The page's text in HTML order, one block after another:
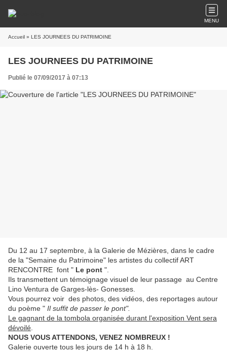
MENU
Accueil » LES JOURNEES DU PATRIMOINE
LES JOURNEES DU PATRIMOINE
Publié le 07/09/2017 à 07:13
Du 12 au 17 septembre, à la Galerie de Mézières, dans le cadre
de la "Semaine du Patrimoine" les artistes du collectif ART
RENCONTRE font " Le pont ".
Ils transmettent un témoignage visuel de leur passage au Centre
Lino Ventura de Garges-lès- Gonesses.
Vous pourrez voir des photos, des vidéos, des reportages autour
du poème " Il suffit de passer le pont".
Le gagnant de la tombola organisée durant l'exposition Vent sera
dévoilé
NOUS VOUS ATTENDONS, VENEZ NOMBREUX !
Galerie ouverte tous les jours de 14 h à 18 h.